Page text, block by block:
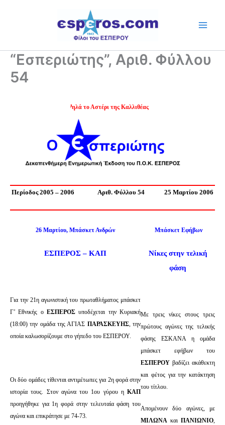
“Εσπεριώτης”, Αριθ. Φύλλου
54
Ψηλά το Αστέρι της Καλλιθέας
Περίοδος 2005 – 2006 Αριθ. Φύλλου 54 25 Μαρτίου 2006
26 Μαρτίου, Μπάσκετ Ανδρών
ΕΣΠΕΡΟΣ – ΚΑΠ
Για την 21η αγωνιστική του πρωταθλήματος μπάσκετ
Γ’ Εθνικής ο ΕΣΠΕΡΟΣ υποδέχεται την Κυριακή
(18:00) την ομάδα της ΑΓΙΑΣ ΠΑΡΑΣΚΕΥΗΣ, την
οποία καλωσορίζουμε στο γήπεδο του ΕΣΠΕΡΟΥ.
Οι δύο ομάδες τίθενται αντιμέτωπες για 2η φορά στην
ιστορία τους. Στον αγώνα του 1ου γύρου ηΚΑΠ
προηγήθηκε για 1η φορά στην τελευταία φάση του
αγώνα και επικράτησε με 74-73.
Μπάσκετ Εφήβων
Νίκες στην τελική
φάση
Με τρεις νίκες στους τρεις
πρώτους αγώνες της τελικής
φάσης ΕΣΚΑΝΑ η ομάδα
μπάσκετ εφήβων του
ΕΣΠΕΡΟΥ βαδίζει ακάθεκτη
και φέτος για την κατάκτηση
του τίτλου.
Απομένουν δύο αγώνες, με
ΜΙΛΩΝΑ και ΠΑΝΙΩΝΙΟ,